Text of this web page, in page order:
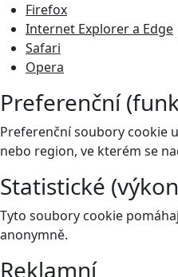
Firefox
Internet Explorer a Edge
Safari
Opera
Preferenční
Preferenční soubory cookie
nebo region, ve kterém se
Statistické
Tyto soubory cookie
anonymně.
Reklamní